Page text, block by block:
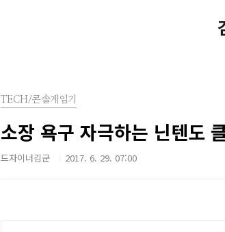
TECH/콘솔게임기
소장 욕구 자극하는 닌텐도
드자이너김군 2017. 6. 29. 07:00